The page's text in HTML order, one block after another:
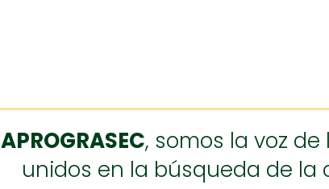
APROGRASEC, somos la voz
unidos en la búsqueda de